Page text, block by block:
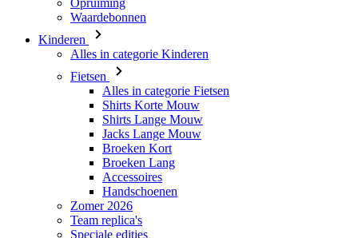
Fietsen
Alles in categorie Fietsen
Shirts Lange Mouw
Jacks Lange Mouw
Broeken Kort
Broeken Lang
Accessoires
Handschoenen
Zomer 2026
Team replica's
Speciale edities
Opruiming
Waardebonnen
Custom Teamwear
Stories